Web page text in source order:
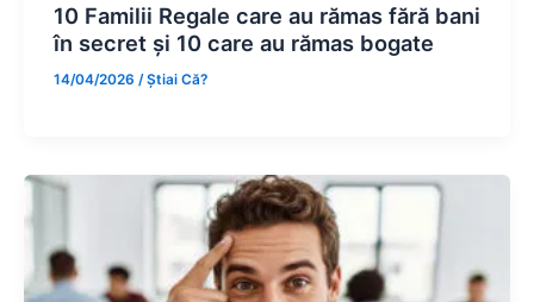
10 Familii Regale care au rămas fără bani
în secret și 10 care au rămas bogate
14/04/2026 /Știai Că?